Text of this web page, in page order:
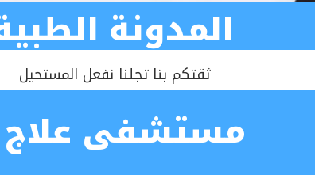
المدونة
ثقتكم بنا تجلنا نفعل المستحيل
مستشفى علاج